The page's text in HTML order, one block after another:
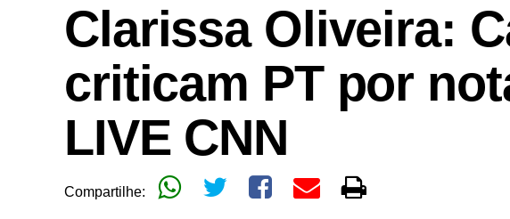
Clarissa Oliveira:
criticam PT por
LIVE CNN
Compartilhe: